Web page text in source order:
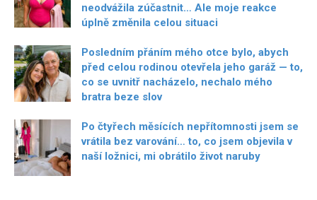
neodvážila zúčastnit… Ale moje reakce
úplně změnila celou situaci
Posledním přáním mého otce bylo, abych
před celou rodinou otevřela jeho garáž — to,
co se uvnitř nacházelo, nechalo mého
bratra beze slov
Po čtyřech měsících nepřítomnosti jsem se
vrátila bez varování… to, co jsem objevila v
naší ložnici, mi obrátilo život naruby